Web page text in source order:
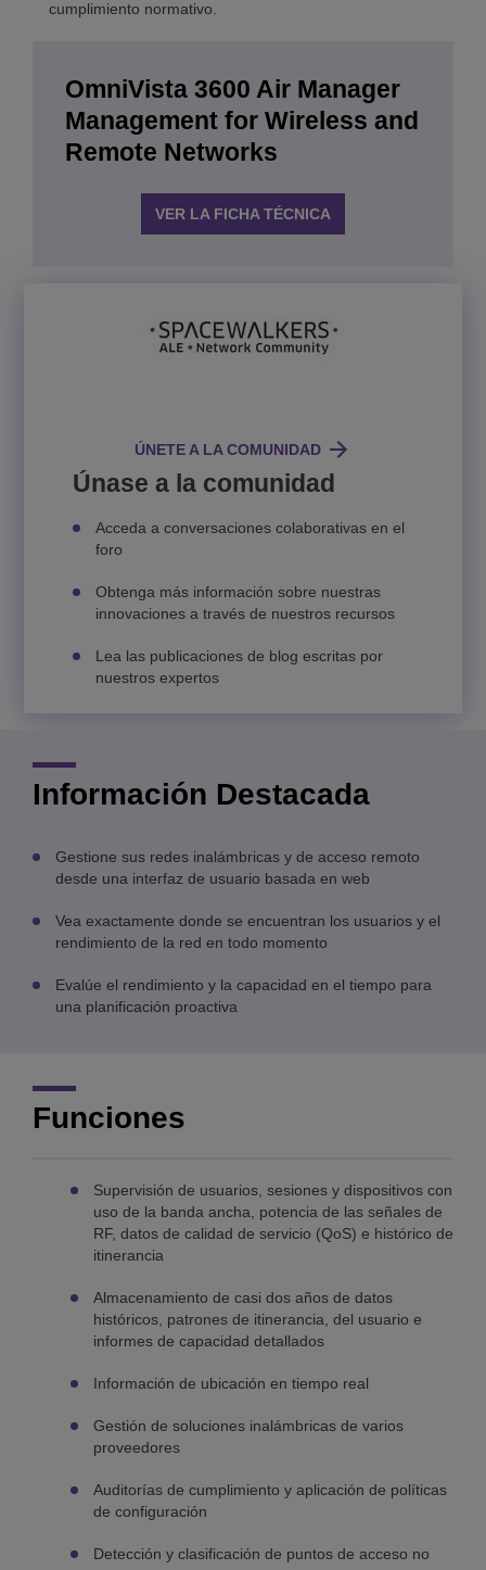
cumplimiento normativo.
OmniVista 3600 Air Manager
Management for Wireless and
Remote Networks
VER LA FICHA TÉCNICA
ÚNETE A LA COMUNIDAD
Únase a la comunidad
Acceda a conversaciones colaborativas en el
foro
Obtenga más información sobre nuestras
innovaciones a través de nuestros recursos
Lea las publicaciones de blog escritas por
nuestros expertos
Información Destacada
Gestione sus redes inalámbricas y de acceso remoto
desde una interfaz de usuario basada en web
Vea exactamente donde se encuentran los usuarios y el
rendimiento de la red en todo momento
Evalúe el rendimiento y la capacidad en el tiempo para
una planificación proactiva
Funciones
Supervisión de usuarios, sesiones y dispositivos con
uso de la banda ancha, potencia de las señales de
RF, datos de calidad de servicio (QoS) e histórico de
itinerancia
Almacenamiento de casi dos años de datos
históricos, patrones de itinerancia, del usuario e
informes de capacidad detallados
Información de ubicación en tiempo real
Gestión de soluciones inalámbricas de varios
proveedores
Auditorías de cumplimiento y aplicación de políticas
de configuración
Detección y clasificación de puntos de acceso no